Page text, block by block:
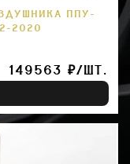
ППУ-
2020
149563 ₽/ШТ.